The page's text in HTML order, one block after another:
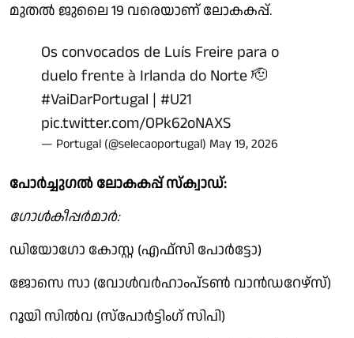
മുതല്‍ ജുലൈ 19 വരെയാണ് ലോകകപ്പ്.
Os convocados de Luís Freire para o
duelo frente à Irlanda do Norte 🫡
#VaiDarPortugal | #U21
pic.twitter.com/OPk62oNAXS
— Portugal (@selecaoportugal) May 19, 2026
പോര്‍ച്ചുഗല്‍ ലോകകപ്പ് സ്‌ക്വാഡ്:
ഗോള്‍കീപ്പര്‍മാര്‍:
ഡിയോഗോ കോസ്റ്റ (എഫ്സി പോര്‍ട്ടോ)
ജോസെ സാ (വോള്‍വര്‍ഹാംപ്ടണ്‍ വാന്‍ഡറേഴ്സ്)
റൂയി സില്‍വ (സ്‌പോര്‍ട്ടിംഗ് സിപി)